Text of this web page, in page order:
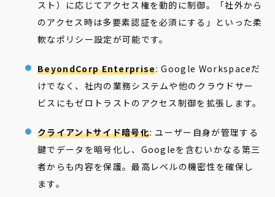
スト）に応じてアクセス権を動的に制御。「社外から
のアクセス時は多要素認証を必須にする」といった柔
軟なポリシー設定が可能です。
BeyondCorp Enterprise: Google Workspaceだ
けでなく、社内の業務システムや他のクラウドサー
ビスにもゼロトラストのアクセス制御を拡張します。
クライアントサイド暗号化: ユーザー自身が管理する
鍵でデータを暗号化し、Googleを含むいかなる第三
者からも内容を保護。最高レベルの機密性を確保し
ます。